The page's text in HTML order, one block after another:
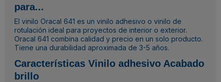
para...
El vinilo Oracal 641 es un vinilo adhesivo o vinilo de
rotulación ideal para proyectos de interior o exterior.
Oracal 641 combina calidad y precio en un solo producto.
Tiene una durabilidad aproximada de 3-5 años.
Características Vinilo adhesivo Acabado
brillo